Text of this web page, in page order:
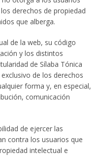
derechos de propiedad
que alberga.
de la web, su código
y los distintos
de Sílaba Tónica
de los derechos
forma y, en especial,
comunicación
de ejercer las
contra los usuarios que
intelectual e